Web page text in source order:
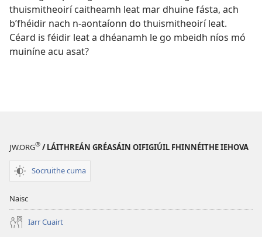
thuismitheoirí caitheamh leat mar dhuine fásta, ach
b’fhéidir nach n-aontaíonn do thuismitheoirí leat.
Céard is féidir leat a dhéanamh le go mbeidh níos mó
muiníne acu asat?
JW.ORG® / LÁITHREÁN GRÉASÁIN OIFIGIÚIL FHINNÉITHE IEHOVA
Socruithe cuma
Naisc
Iarr Cuairt